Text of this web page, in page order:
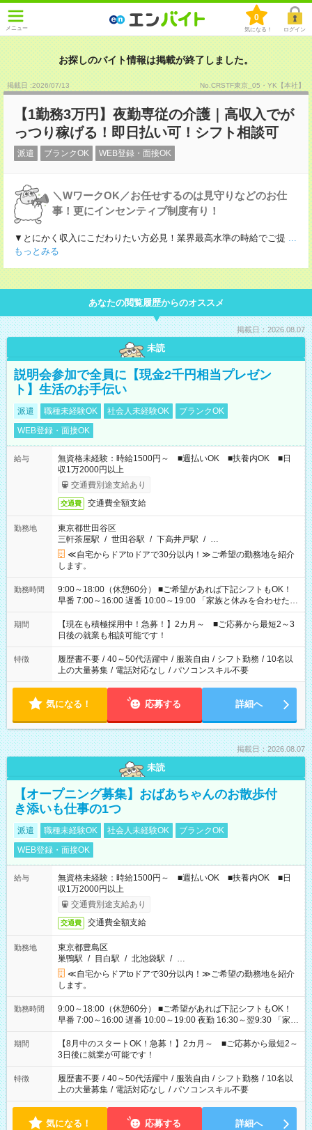
メニュー
0
気になる！ ログイン
お探しのバイト情報は掲載が終了しました。
掲載日 :2026/07/13 No.CRSTF東京_05・YK【本社】
【1勤務3万円】夜勤専従の介護｜高収入でが
っつり稼げる！即日払い可！シフト相談可
派遣 ブランクOK WEB登録・面接OK
＼WワークOK／お任せするのは見守りなどのお仕
事！更にインセンティブ制度有り！
▼とにかく収入にこだわりたい方必見！業界最高水準の時給でご提 ...
もっとみる
あなたの閲覧履歴からのオススメ
掲載日：2026.08.07
未読
説明会参加で全員に【現金2千円相当プレゼン
ト】生活のお手伝い
派遣 職種未経験OK 社会人未経験OK
ブランクOK
WEB登録・面接OK
給与
無資格未経験：時給1500円～ ■週払いOK ■扶養内OK ■日
収1万2000円以上
交通費別途支給あり
交通費 交通費全額支給
勤務地
東京都世田谷区
三軒茶屋駅 / 世田谷駅 / 下高井戸駅 / …
≪自宅からドアtoドアで30分以内！≫ご希望の勤務地を紹介
します。
勤務時間
9:00～18:00（休憩60分） ■ご希望があれば下記シフトもOK！
早番 7:00～16:00 遅番 10:00～19:00 「家族と休みを合わせた
い」 「余裕を持って夕飯の準備がしたい」 「できれば残業はし
たくない」 など、ご希望を教えてくださいね。 ※Wワーク希望
の方へ 今ご覧のお仕事で希望する勤務時間と、もう1つのお仕事
の勤務時間。 合計で週40時間を超える場合は応募できません。
期間
【現在も積極採用中！急募！】2カ月～ ■ご応募から最短2～3
日後の就業も相談可能です！
特徴 履歴書不要 / 40～50代活躍中 / 服装自由 / シフト勤務 / 10名以
上の大量募集 / 電話対応なし / パソコンスキル不要
気になる！ 応募する 詳細へ
掲載日：2026.08.07
未読
【オープニング募集】おばあちゃんのお散歩付
き添いも仕事の1つ
派遣 職種未経験OK 社会人未経験OK
ブランクOK
WEB登録・面接OK
給与
無資格未経験：時給1500円～ ■週払いOK ■扶養内OK ■日
収1万2000円以上
交通費別途支給あり
交通費 交通費全額支給
勤務地
東京都豊島区
巣鴨駅 / 目白駅 / 北池袋駅 / …
≪自宅からドアtoドアで30分以内！≫ご希望の勤務地を紹介
します。
勤務時間
9:00～18:00（休憩60分） ■ご希望があれば下記シフトもOK！
早番 7:00～16:00 遅番 10:00～19:00 夜勤 16:30～翌9:30 「家族
と休みを合わせたい」 「余裕を持って夕飯の準備がしたい」
「できれば残業はしたくない」 など、ご希望を教えてください
ね。 ※Wワーク希望の方へ 今ご覧のお仕事で希望する勤務時間
と、もう1つのお仕事の勤務時間。 合計で週40時間を超える場
合は応募できません。
期間
【8月中のスタートOK！急募！】2カ月～ ■ご応募から最短2～
3日後に就業が可能です！
特徴 履歴書不要 / 40～50代活躍中 / 服装自由 / シフト勤務 / 10名以
上の大量募集 / 電話対応なし / パソコンスキル不要
気になる！ 応募する 詳細へ